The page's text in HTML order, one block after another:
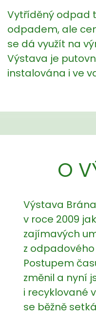
Vytříděný odpad
odpadem, ale
se dá využít na
Výstava je
instalována i ve
O
Výstava
v roce 2009
zajímavých
z
Postupem
změnil a nyní
i recyklované
se běžně